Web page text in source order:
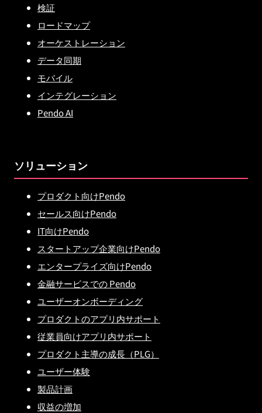
検証
ロードマップ
オーケストレーション
データ同期
モバイル
インテグレーション
Pendo AI
ソリューション
プロダクト向けPendo
セールス向けPendo
IT向けPendo
スタートアップ企業向けPendo
エンタープライズ向けPendo
金融サービスでの Pendo
ユーザーオンボーディング
プロダクトのアプリ内サポート
従業員向けアプリ内サポート
プロダクト主導の成長（PLG）
ユーザー体験
製品計画
収益の増加